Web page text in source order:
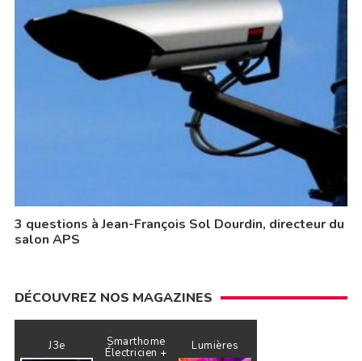
3 questions à Jean-François Sol Dourdin, directeur du
salon APS
DÉCOUVREZ NOS MAGAZINES
J3e Smarthome
Électricien + Lumières